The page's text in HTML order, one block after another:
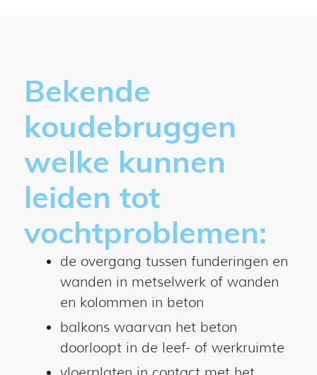
Bekende
koudebruggen
welke kunnen
leiden tot
vochtproblemen:
de overgang tussen funderingen en
wanden in metselwerk of wanden
en kolommen in beton
balkons waarvan het beton
doorloopt in de leef- of werkruimte